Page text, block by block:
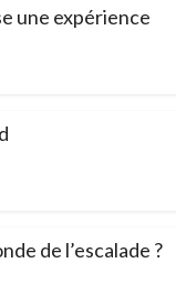
une expérience
de l’escalade ?